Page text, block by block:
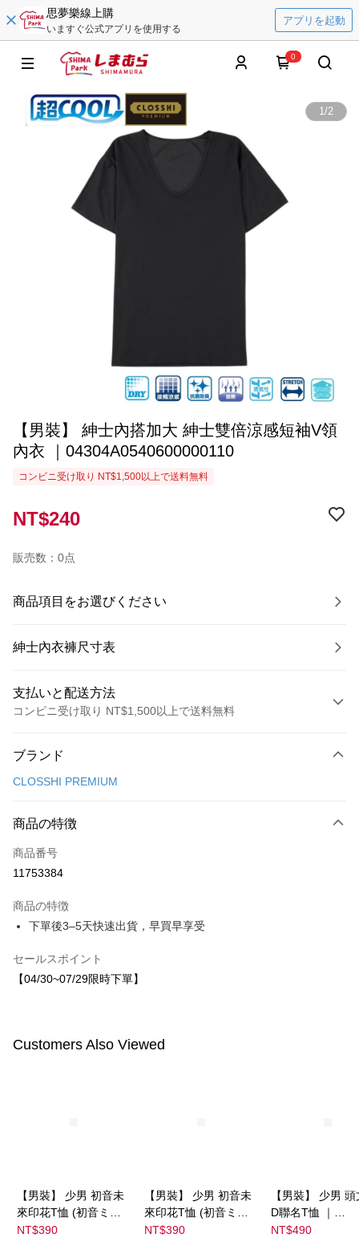
思夢樂線上購
いますぐ公式アプリを使用する
アプリを起動
0
1/2
【男裝】 紳士內搭加大 紳士雙倍涼感短袖V領
內衣 ｜04304A0540600000110
コンビニ受け取り NT$1,500以上で送料無料
NT$240
販売数：0点
商品項目をお選びください
紳士內衣褲尺寸表
支払いと配送方法
コンビニ受け取り NT$1,500以上で送料無料
クレジットカード1回払い
Apple Pay
JKOPAY
配送方法
配送毎にNT$80、NT$1,500以上で送料無料
宅配
ブランド
CLOSSHI PREMIUM
商品の特徴
商品番号
11753384
商品の特徴
下單後3–5天快速出貨，早買早享受
セールスポイント
【04/30~07/29限時下單】
Customers Also Viewed
【男裝】 少男 初音未
來印花T恤 (初音ミク)
｜
NT$390
【男裝】 少男 初音未
來印花T恤 (初音ミク)
｜
NT$390
【男裝】 少男
D聯名T恤 ｜
NT$490